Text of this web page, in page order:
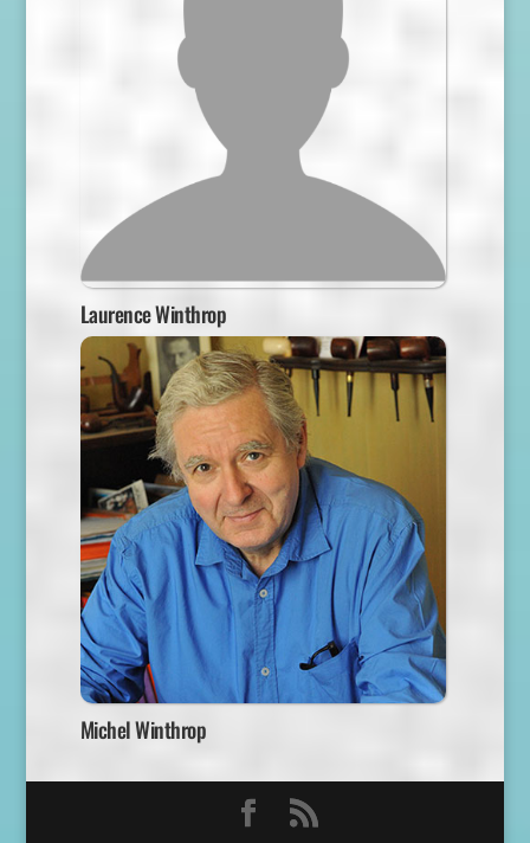
Laurence Winthrop
Michel Winthrop